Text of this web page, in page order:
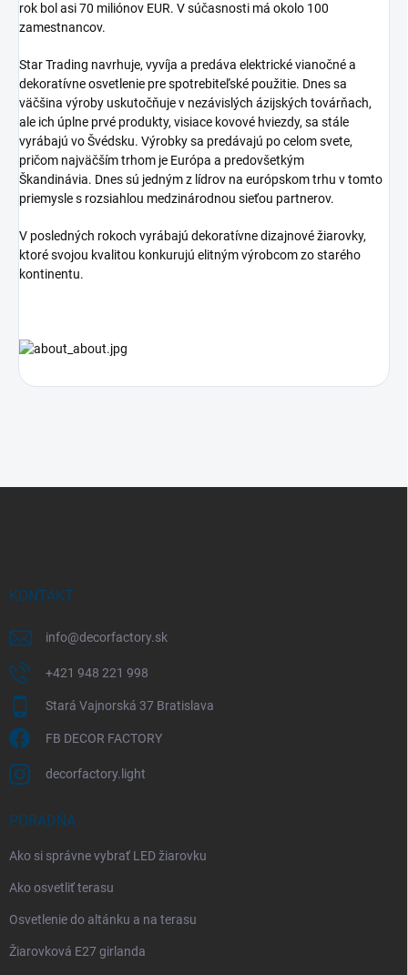
rok bol asi 70 miliónov EUR. V súčasnosti má okolo 100
zamestnancov.
Star Trading navrhuje, vyvíja a predáva elektrické vianočné a
dekoratívne osvetlenie pre spotrebiteľské použitie. Dnes sa
väčšina výroby uskutočňuje v nezávislých ázijských továrňach,
ale ich úplne prvé produkty, visiace kovové hviezdy, sa stále
vyrábajú vo Švédsku. Výrobky sa predávajú po celom svete,
pričom najväčším trhom je Európa a predovšetkým
Škandinávia. Dnes sú jedným z lídrov na európskom trhu v tomto
priemysle s rozsiahlou medzinárodnou sieťou partnerov.
V posledných rokoch vyrábajú dekoratívne dizajnové žiarovky,
ktoré svojou kvalitou konkurujú elitným výrobcom zo starého
kontinentu.
KONTAKT
info@decorfactory.sk
+421 948 221 998
Stará Vajnorská 37 Bratislava
FB DECOR FACTORY
decorfactory.light
PORADŇA
Ako si správne vybrať LED žiarovku
Ako osvetliť terasu
Osvetlenie do altánku a na terasu
Žiarovková E27 girlanda